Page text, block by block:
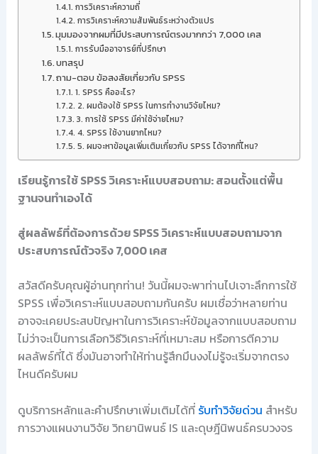
การวิเคราะห์ความถี่
การวิเคราะห์ความสัมพันธ์ระหว่างตัวแปร
มุมมองจากผมที่มีประสบการณ์ตรงมากกว่า 7,000 เคส
การรับมืออาจารย์ที่ปรึกษา
บทสรุป
ถาม-ตอบ ข้อสงสัยเกี่ยวกับ SPSS
1. SPSS คืออะไร?
2. ผมต้องใช้ SPSS ในการทำงานวิจัยไหม?
3. การใช้ SPSS มีค่าใช้จ่ายไหม?
4. SPSS ใช้งานยากไหม?
5. ผมจะหาข้อมูลเพิ่มเติมเกี่ยวกับ SPSS ได้จากที่ไหน?
เรียนรู้การใช้ SPSS วิเคราะห์แบบสอบถาม: สอนตั้งแต่พื้น
ฐานจนทำเองได้
สู่ผลลัพธ์ที่ต้องการด้วย SPSS วิเคราะห์แบบสอบถามจาก
ประสบการณ์ตัวจริง 7,000 เคส
สวัสดีครับคุณผู้อ่านทุกท่าน! วันนี้ผมจะพาท่านไปเจาะลึกการใช้
SPSS เพื่อวิเคราะห์แบบสอบถามกันครับ ผมเชื่อว่าหลายท่าน
อาจจะเคยประสบปัญหาในการวิเคราะห์ข้อมูลจากแบบสอบถาม
ไม่ว่าจะเป็นการเลือกวิธีวิเคราะห์ที่เหมาะสม หรือการตีความ
ผลลัพธ์ที่ได้ ซึ่งมันอาจทำให้ท่านรู้สึกมึนงงไม่รู้จะเริ่มจากตรง
ไหนดีครับผม
ดูบริการหลักและคำปรึกษาเพิ่มเติมได้ที่ รับทำวิจัยด่วน สำหรับ
การวางแผนงานวิจัย วิทยานิพนธ์ IS และดุษฎีนิพนธ์ครบวงจร